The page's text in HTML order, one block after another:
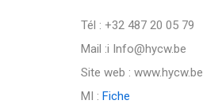
Tél : +32 487 20 05 79
Mail :i Info@hycw.be
Site web : www.hycw.be
MI : Fiche